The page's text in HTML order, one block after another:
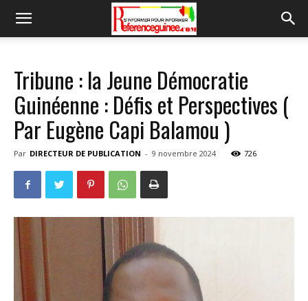
Tribune : la Jeune Démocratie
Guinéenne : Défis et Perspectives (
Par Eugène Capi Balamou )
Par DIRECTEUR DE PUBLICATION - 9 novembre 2024 726